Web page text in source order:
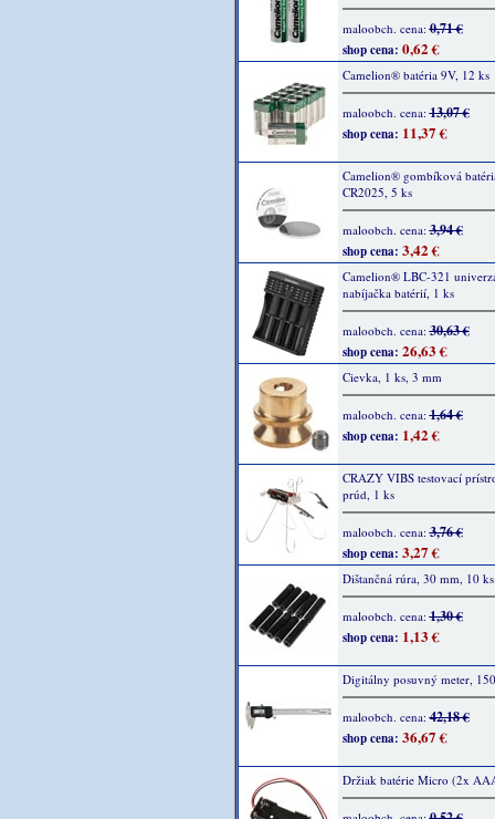
maloobch. cena:0,71 €
shop cena: 0,62 €
Camelion® batéria 9V, 12 ks
maloobch. cena:13,07 €
shop cena: 11,37 €
Camelion® gombíková
CR2025, 5 ks
maloobch. cena:3,94 €
shop cena: 3,42 €
Camelion® LBC-321
nabíjačka batérií, 1 ks
maloobch. cena:30,63 €
shop cena: 26,63 €
Cievka, 1 ks, 3 mm
maloobch. cena:1,64 €
shop cena: 1,42 €
CRAZY VIBS testovací
prúd, 1 ks
maloobch. cena:3,76 €
shop cena: 3,27 €
Dištančná rúra, 30 mm, 10 ks
maloobch. cena:1,30 €
shop cena: 1,13 €
Digitálny posuvný meter,
maloobch. cena:42,18 €
shop cena: 36,67 €
Držiak batérie Micro (2x